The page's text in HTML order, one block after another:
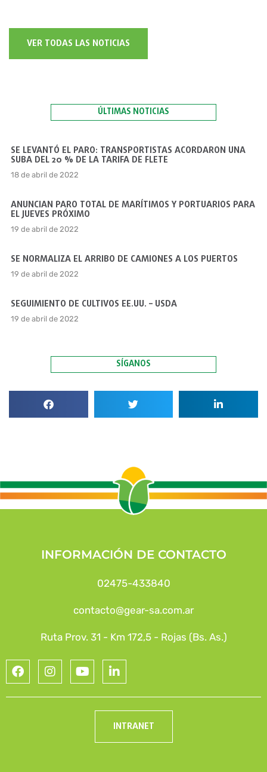
VER TODAS LAS NOTICIAS
ÚLTIMAS NOTICIAS
SE LEVANTÓ EL PARO: TRANSPORTISTAS ACORDARON UNA
SUBA DEL 20 % DE LA TARIFA DE FLETE
18 de abril de 2022
ANUNCIAN PARO TOTAL DE MARÍTIMOS Y PORTUARIOS PARA
EL JUEVES PRÓXIMO
19 de abril de 2022
SE NORMALIZA EL ARRIBO DE CAMIONES A LOS PUERTOS
19 de abril de 2022
SEGUIMIENTO DE CULTIVOS EE.UU. – USDA
19 de abril de 2022
SÍGANOS
INFORMACIÓN DE CONTACTO
02475-433840
contacto@gear-sa.com.ar
Ruta Prov. 31 - Km 172,5 - Rojas (Bs. As.)
INTRANET